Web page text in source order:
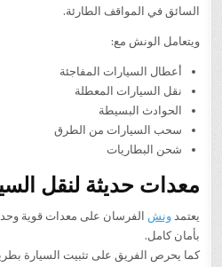
السائق في المواقف الطارئة.
ويتعامل الونش مع:
أعطال السيارات المفاجئة
نقل السيارات المعطلة
الحوادث البسيطة
سحب السيارات من الطرق
شحن البطاريات
معدات حديثة لنقل
يعتمدونش الفرسان على معدات قوية
بأمان كامل.
كما يحرص الفريق على تثبيت السيارة